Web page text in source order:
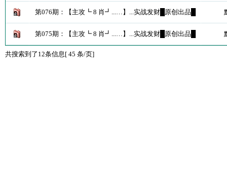
第076期：【主攻┗ 8 肖┛...…】...实战发财█原创出品█
第075期：【主攻┗ 8 肖┛...…】...实战发财█原创出品█
共搜索到了12条信息[ 45 条/页]